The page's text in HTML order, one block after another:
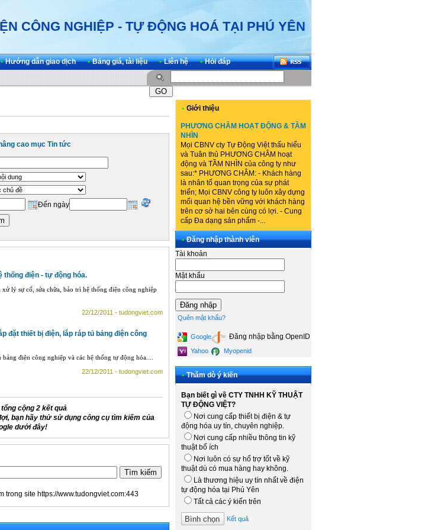
CÔNG NGHIỆP - TỰ ĐỘNG HOÁ TẠI PHÚ YÊN
• Hướng dẫn giao dịch • Bảng giá, tài liệu • Liên hệ • Hỏi đáp
cao mục Tin tức
Đến ngày
điện - tự động hóa.
lý sự cố, sửa chữa, bảo trì hệ thống điện công nghiệp
22/12/2011 - tudongviet.com
đặt thiết bị điện, lắp ráp tủ bảng điện công
điện công nghiệp và các hệ thống tự động hóa....
22/12/2011 - tudongviet.com
cộng 2 kết quả
bạn hãy thử sử dụng công cụ tìm kiếm của
dưới đây!
trong site https://www.tudongviet.com:443
• Giới thiệu
PHƯƠNG CHÂM HOẠT ĐỘNG & TẦM
NHÌN
Mọi CBNV cty Tự Động Việt thấu hiểu
và Tuân thủ PHƯƠNG CHÂM hoạt
động và TẦM NHÌN của công ty như
sau:* PHƯƠNG CHÂM: - Khách hàng
là nhân tố quan trọng của sự phát
triển; Mọi CBNV công ty luôn xây dựng
mối quan hệ bền vững với khách hàng
trên cơ sở hai bên cùng có lợi. - Cung
cấp Đa dạng sản phẩm -...
• Đăng nhập thành viên
Tài khoản
Mật khẩu
Quên mật khẩu?
Đăng nhập bằng OpenID
Google
Yahoo
Myopenid
• Thăm dò ý kiến
Bạn biết gì về CTY TNHH KỸ THUẬT
TỰ ĐỘNG VIỆT?
Nơi cung cấp thiết bị điện & tự
động hóa uy tín, chuyên nghiệp.
Nơi cung cấp nhiều thông tin kỹ
thuật bổ ích
Nơi luôn có sự hổ trợ tốt về kỹ
thuật dù có mua hàng hay không.
Là thương hiệu uy tín nhất về điện
tự động hóa tại Phú Yên
Tất cả các ý kiến trên
Kết quả